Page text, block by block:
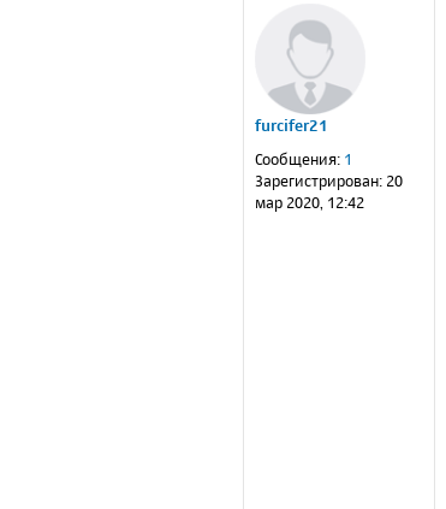
furcifer21
Сообщения: 1
Зарегистрирован: 20
мар 2020, 12:42